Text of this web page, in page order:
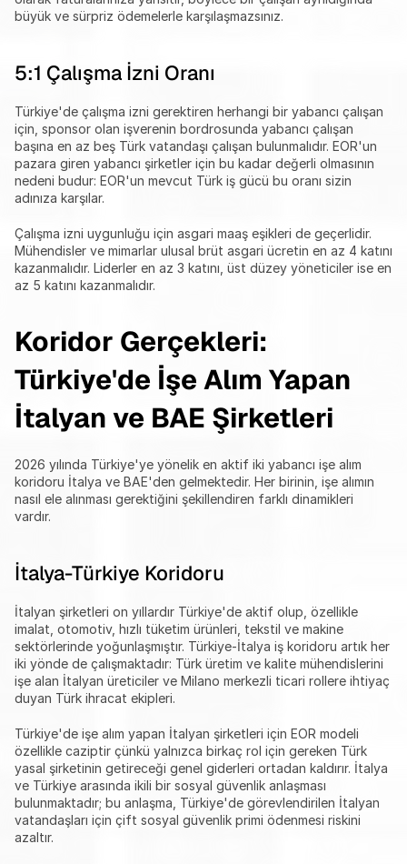
büyük ve sürpriz ödemelerle karşılaşmazsınız.
5:1 Çalışma İzni Oranı
Türkiye'de çalışma izni gerektiren herhangi bir yabancı çalışan
için, sponsor olan işverenin bordrosunda yabancı çalışan
başına en az beş Türk vatandaşı çalışan bulunmalıdır. EOR'un
pazara giren yabancı şirketler için bu kadar değerli olmasının
nedeni budur: EOR'un mevcut Türk iş gücü bu oranı sizin
adınıza karşılar.
Çalışma izni uygunluğu için asgari maaş eşikleri de geçerlidir.
Mühendisler ve mimarlar ulusal brüt asgari ücretin en az 4 katını
kazanmalıdır. Liderler en az 3 katını, üst düzey yöneticiler ise en
az 5 katını kazanmalıdır.
Koridor Gerçekleri:
Türkiye'de İşe Alım Yapan
İtalyan ve BAE Şirketleri
2026 yılında Türkiye'ye yönelik en aktif iki yabancı işe alım
koridoru İtalya ve BAE'den gelmektedir. Her birinin, işe alımın
nasıl ele alınması gerektiğini şekillendiren farklı dinamikleri
vardır.
İtalya-Türkiye Koridoru
İtalyan şirketleri on yıllardır Türkiye'de aktif olup, özellikle
imalat, otomotiv, hızlı tüketim ürünleri, tekstil ve makine
sektörlerinde yoğunlaşmıştır. Türkiye-İtalya iş koridoru artık her
iki yönde de çalışmaktadır: Türk üretim ve kalite mühendislerini
işe alan İtalyan üreticiler ve Milano merkezli ticari rollere ihtiyaç
duyan Türk ihracat ekipleri.
Türkiye'de işe alım yapan İtalyan şirketleri için EOR modeli
özellikle caziptir çünkü yalnızca birkaç rol için gereken Türk
yasal şirketinin getireceği genel giderleri ortadan kaldırır. İtalya
ve Türkiye arasında ikili bir sosyal güvenlik anlaşması
bulunmaktadır; bu anlaşma, Türkiye'de görevlendirilen İtalyan
vatandaşları için çift sosyal güvenlik primi ödenmesi riskini
azaltır.